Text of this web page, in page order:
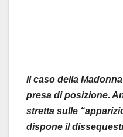
Il caso della
presa di posizione.
stretta sulle
dispone il